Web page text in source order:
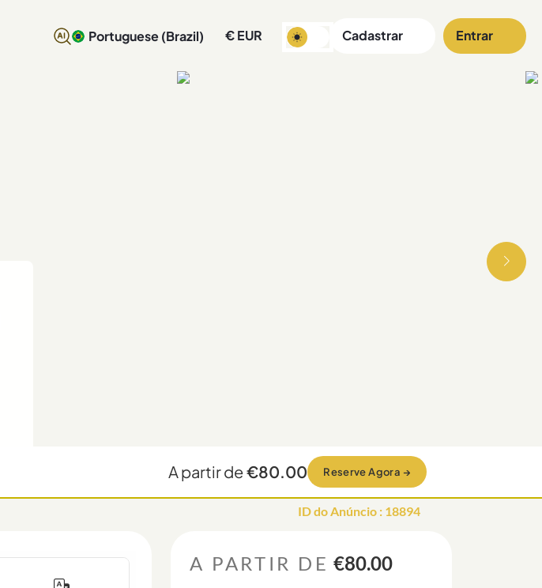
Portuguese (Brazil) € EUR Cadastrar Entrar
A partir de€80.00 Reserve Agora →
ID do Anúncio : 18894
A PARTIR DE €80.00